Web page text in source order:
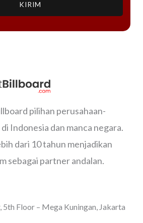
KIRIM
pilihan perusahaan-
Indonesia dan manca negara.
dari 10 tahun menjadikan
sebagai partner andalan.
Floor – Mega Kuningan, Jakarta